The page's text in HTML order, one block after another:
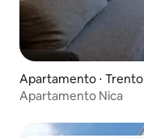
Apartamento ⋅ Trento
Apartamento Nica